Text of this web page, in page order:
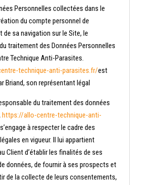
Personnelles collectées dans le
du compte personnel de
de sa navigation sur le Site, le
traitement des Données Personnelles
Technique Anti-Parasites.
technique-anti-parasites.fr/est
Briand, son représentant légal
du traitement des données
https://allo-centre-technique-anti-
s’engage à respecter le cadre des
en vigueur. Il lui appartient
Client d’établir les finalités de ses
données, de fournir à ses prospects et
de la collecte de leurs consentements,